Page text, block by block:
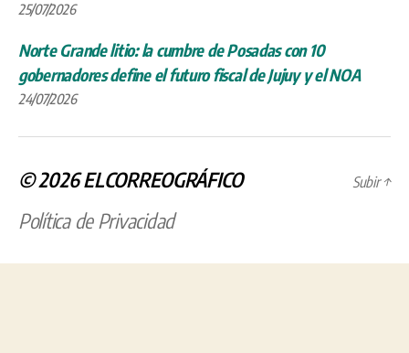
25/07/2026
Norte Grande litio: la cumbre de Posadas con 10
gobernadores define el futuro fiscal de Jujuy y el NOA
24/07/2026
© 2026ELCORREOGRÁFICO
Política de Privacidad
Subir↑